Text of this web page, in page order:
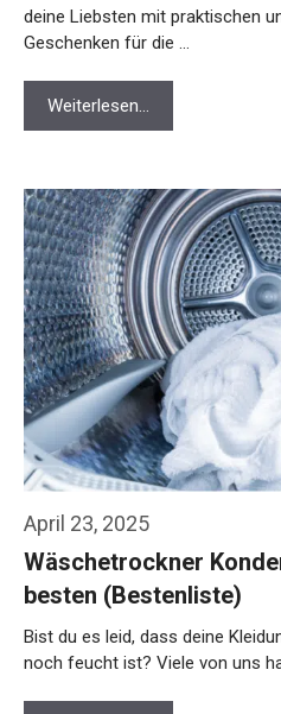
deine Liebsten mit praktischen
Geschenken für die …
Weiterlesen…
April 23, 2025
Wäschetrockner
besten (Bestenliste)
Bist du es leid, dass deine
noch feucht ist? Viele von uns